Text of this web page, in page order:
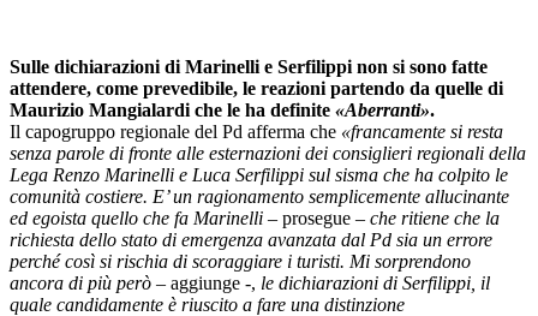
Sulle dichiarazioni di Marinelli e Serfilippi non si sono fatte
attendere, come prevedibile, le reazioni partendo da quelle di
Maurizio Mangialardi che le ha definite «Aberranti».
Il capogruppo regionale del Pd afferma che «francamente si resta
senza parole di fronte alle esternazioni dei consiglieri regionali della
Lega Renzo Marinelli e Luca Serfilippi sul sisma che ha colpito le
comunità costiere. E’ un ragionamento semplicemente allucinante
ed egoista quello che fa Marinelli – prosegue – che ritiene che la
richiesta dello stato di emergenza avanzata dal Pd sia un errore
perché così si rischia di scoraggiare i turisti. Mi sorprendono
ancora di più però – aggiunge -, le dichiarazioni di Serfilippi, il
quale candidamente è riuscito a fare una distinzione